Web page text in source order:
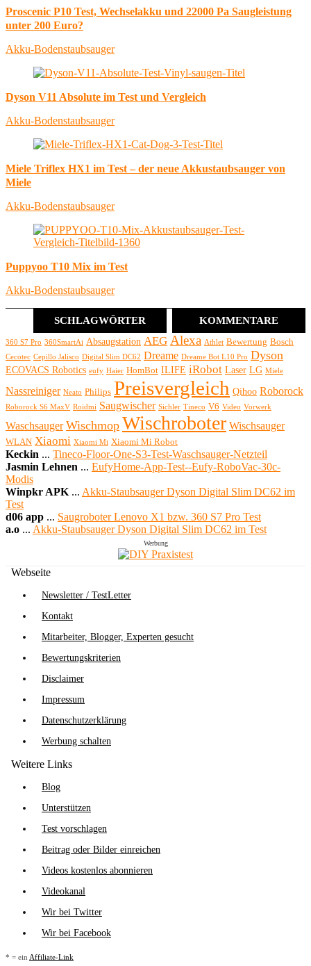
Proscenic P10 Test, Wechselakku und 22000 Pa Saugleistung
unter 200 Euro?
Akku-Bodenstaubsauger
Dyson V11 Absolute im Test und Vergleich
Akku-Bodenstaubsauger
Miele Triflex HX1 im Test – der neue Akkustaubsauger von
Miele
Akku-Bodenstaubsauger
Puppyoo T10 Mix im Test
Akku-Bodenstaubsauger
SCHLAGWÖRTER KOMMENTARE
360 S7 Pro 360SmartAi Absaugstation AEG Alexa Athlet Bewertung Bosch
Cecotec Cepillo Jalisco Digital Slim DC62 Dreame Dreame Bot L10 Pro Dyson
ECOVACS Robotics eufy Haier HomBot ILIFE iRobot Laser LG Miele
Nassreiniger Neato Philips Preisvergleich Qihoo Roborock
Roborock S6 MaxV Roidmi Saugwischer Sichler Tineco V6 Video Vorwerk
Waschsauger Wischmop Wischroboter Wischsauger
WLAN Xiaomi Xiaomi Mi Xiaomi Mi Robot
Keckin ... Tineco-Floor-One-S3-Test-Waschsauger-Netzteil
Jasmin Lehnen ... EufyHome-App-Test--Eufy-RoboVac-30c-
Modis
Winpkr APK ... Akku-Staubsauger Dyson Digital Slim DC62 im
Test
d06 app ... Saugroboter Lenovo X1 bzw. 360 S7 Pro Test
a.o ... Akku-Staubsauger Dyson Digital Slim DC62 im Test
Werbung
Webseite
Newsletter / TestLetter
Kontakt
Mitarbeiter, Blogger, Experten gesucht
Bewertungskriterien
Disclaimer
Impressum
Datenschutzerklärung
Werbung schalten
Weitere Links
Blog
Unterstützen
Test vorschlagen
Beitrag oder Bilder einreichen
Videos kostenlos abonnieren
Videokanal
Wir bei Twitter
Wir bei Facebook
* = ein Affiliate-Link